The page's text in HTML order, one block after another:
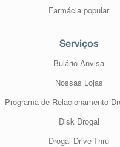
Farmácia popular
Serviços
Bulário Anvisa
Nossas Lojas
Programa de Relacionamento
Disk Drogal
Drogal Drive-Thru